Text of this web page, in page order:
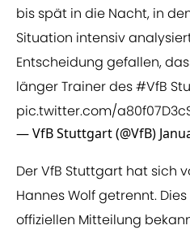
bis spät in die Nacht, in
Situation intensiv
Entscheidung gefallen,
länger Trainer des#VfB
pic.twitter.com/
— VfB Stuttgart (@VfB)
​​Der VfB Stuttgart hat sich
Hannes Wolf getrennt.
offiziellen Mitteilung